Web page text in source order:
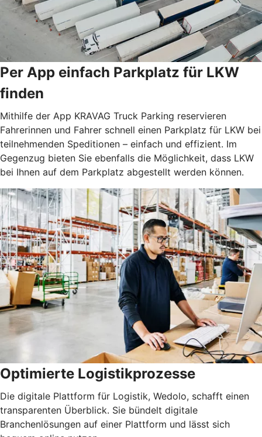
Per App einfach Parkplatz für LKW
finden
Mithilfe der App KRAVAG Truck Parking reservieren
Fahrerinnen und Fahrer schnell einen Parkplatz für LKW bei
teilnehmenden Speditionen – einfach und effizient. Im
Gegenzug bieten Sie ebenfalls die Möglichkeit, dass LKW
bei Ihnen auf dem Parkplatz abgestellt werden können.
Optimierte Logistikprozesse
Die digitale Plattform für Logistik, Wedolo, schafft einen
transparenten Überblick. Sie bündelt digitale
Branchenlösungen auf einer Plattform und lässt sich